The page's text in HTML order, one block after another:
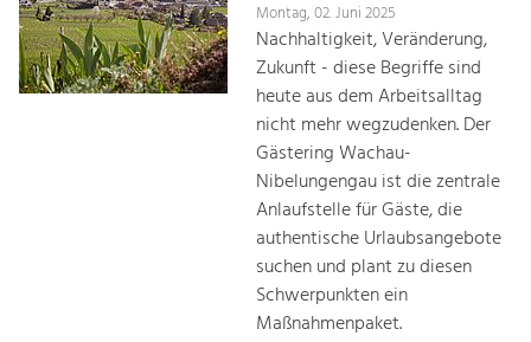
Montag, 02. Juni 2025
Nachhaltigkeit, Veränderung,
Zukunft - diese Begriffe sind
heute aus dem Arbeitsalltag
nicht mehr wegzudenken. Der
Gästering Wachau-
Nibelungengau ist die zentrale
Anlaufstelle für Gäste, die
authentische Urlaubsangebote
suchen und plant zu diesen
Schwerpunkten ein
Maßnahmenpaket.